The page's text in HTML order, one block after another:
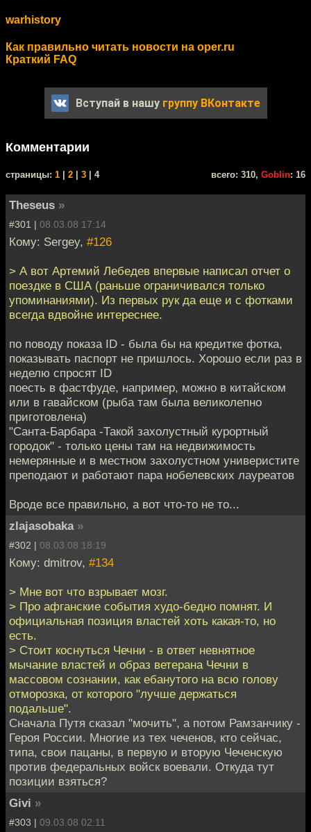
warhistory
Как правильно читать новости на oper.ru
Краткий FAQ
Вступай в нашу группу ВКонтакте
Комментарии
cтраницы: 1 2 3 | 4 всего: 310, Goblin: 16
Theseus »
#301 | 08.03.08 17:14
Кому: Sergey, #126
> А вот Артемий Лебедев впервые написал отчет о
поездке в США (раньше ограничивался только
упоминаниями). Из первых рук да еще и с фотками
всегда вдвойне интереснее.
по поводу показа ID - была бы на кредитке фотка,
показывать паспорт не пришлось. Хорошо если раз в
неделю спросят ID
поесть в фастфуде, например, можно в китайском
или в гавайском (рыба там была великолепно
приготовлена)
"Санта-Барбара -Такой захолустный курортный
городок" - только цены там на недвижимость
немерянные и в местном захолустном универистите
преподают и работают пара нобелевских лауреатов
Вроде все правильно, а вот что-то не то...
zlajasobaka »
#302 | 08.03.08 18:19
Кому: dmitrov, #134
> Мне вот что взрывает мозг.
> Про афганские события худо-бедно помнят. И
официальная позиция властей хоть какая-то, но
есть.
> Стоит коснуться Чечни - в ответ невнятное
мычание властей и образ ветерана Чечни в
массовом сознании, как ебанутого на всю голову
отморозка, от которого "лучше держаться
подальше".
Сначала Путя сказал "мочить", а потом Рамзанчику -
Героя России. Многие из тех чеченов, кто сейчас,
типа, свои пацаны, в первую и вторую Чеченскую
против федеральных войск воевали. Откуда тут
позиции взяться?
Givi »
#303 | 09.03.08 02:11